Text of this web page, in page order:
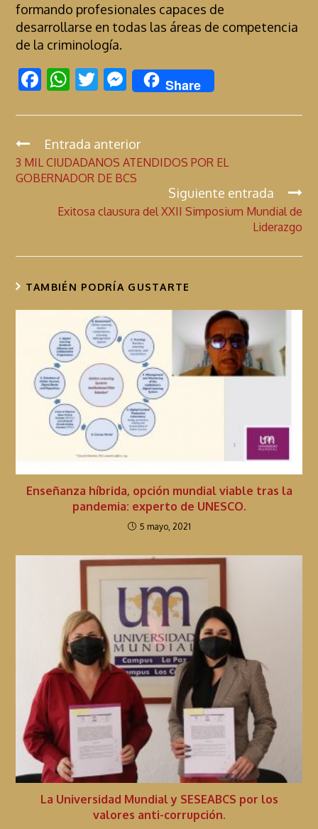
formando profesionales capaces de
desarrollarse en todas las áreas de competencia
de la criminología.
F
e
b
o
o
W
at
s
A
p
p
T
itt
er
M
es
se
n
g
er
Share
C
o
n
a
r
Entrada anterior
3 MIL CIUDADANOS ATENDIDOS POR EL
GOBERNADOR DE BCS
Siguiente entrada
Exitosa clausura del XXII Simposium Mundial de
Liderazgo
TAMBIÉN PODRÍA GUSTARTE
Enseñanza híbrida, opción mundial viable tras la
pandemia: experto de UNESCO.
5 mayo, 2021
La Universidad Mundial y SESEABCS por los
valores anti-corrupción.